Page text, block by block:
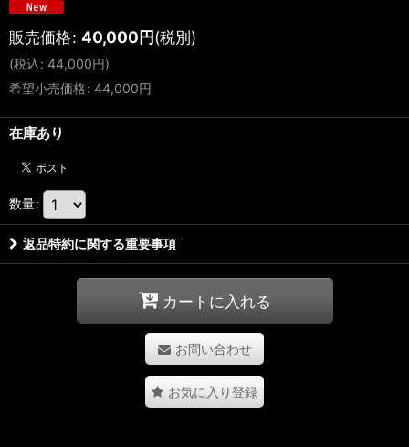
販売価格: 40,000円(税別)
(税込: 44,000円)
希望小売価格: 44,000円
在庫あり
数量:
返品特約に関する重要事項
カートに入れる
お問い合わせ
お気に入り登録